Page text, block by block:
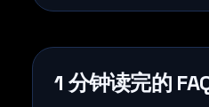
1 分钟读完的